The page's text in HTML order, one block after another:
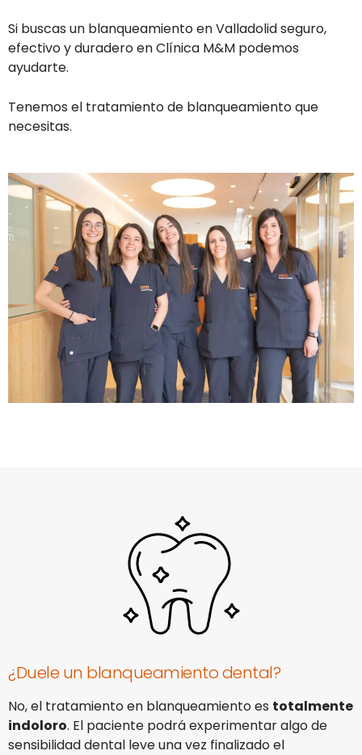
Si buscas un blanqueamiento en Valladolid seguro,
efectivo y duradero en Clínica M&M podemos
ayudarte.
Tenemos el tratamiento de blanqueamiento que
necesitas.
¿Duele un blanqueamiento dental?
No, el tratamiento en blanqueamiento es totalmente
indoloro. El paciente podrá experimentar algo de
sensibilidad dental leve una vez finalizado el